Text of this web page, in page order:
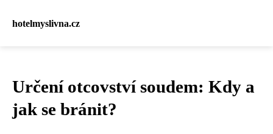
hotelmyslivna.cz
Určení otcovství soudem: Kdy a
jak se bránit?